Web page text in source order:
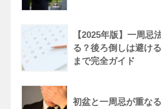
【2025年版】一周忌
る？後ろ倒しは避け
まで完全ガイド
初盆と一周忌が重な